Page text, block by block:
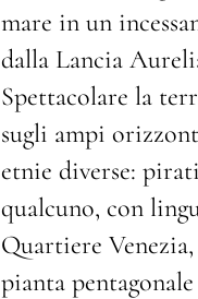
mare in un
dalla Lancia
Spettacolare la
sugli ampi
etnie diverse:
qualcuno, con
Quartiere
pianta